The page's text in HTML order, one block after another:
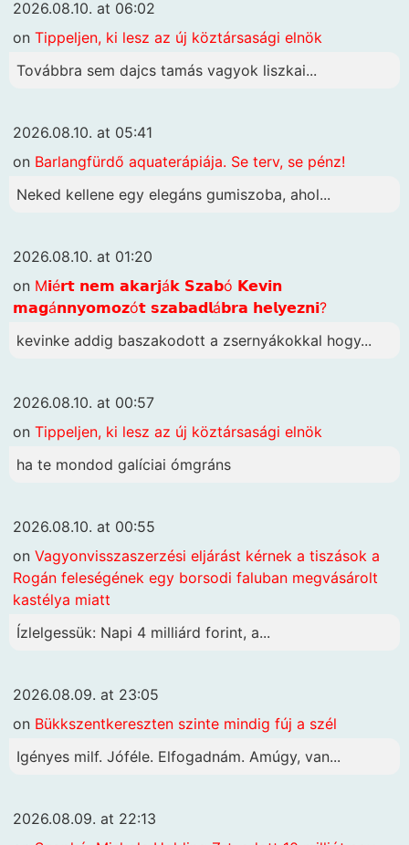
2026.08.10. at 06:02
on Tippeljen, ki lesz az új köztársasági elnök
Továbbra sem dajcs tamás vagyok liszkai...
2026.08.10. at 05:41
on Barlangfürdő aquaterápiája. Se terv, se pénz!
Neked kellene egy elegáns gumiszoba, ahol...
2026.08.10. at 01:20
on M𝗶é𝗿𝘁 𝗻𝗲𝗺 𝗮𝗸𝗮𝗿𝗷á𝗸 𝗦𝘇𝗮𝗯ó 𝗞𝗲𝘃𝗶𝗻
𝗺𝗮𝗴á𝗻𝗻𝘆𝗼𝗺𝗼𝘇ó𝘁 𝘀𝘇𝗮𝗯𝗮𝗱𝗹á𝗯𝗿𝗮 𝗵𝗲𝗹𝘆𝗲𝘇𝗻𝗶?
kevinke addig baszakodott a zsernyákokkal hogy...
2026.08.10. at 00:57
on Tippeljen, ki lesz az új köztársasági elnök
ha te mondod galíciai ómgráns
2026.08.10. at 00:55
on Vagyonvisszaszerzési eljárást kérnek a tiszások a
Rogán feleségének egy borsodi faluban megvásárolt
kastélya miatt
Ízlelgessük: Napi 4 milliárd forint, a...
2026.08.09. at 23:05
on Bükkszentkereszten szinte mindig fúj a szél
Igényes milf. Jóféle. Elfogadnám. Amúgy, van...
2026.08.09. at 22:13